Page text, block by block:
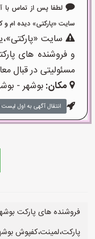
لطفا پس از تماس با
سایت «پارکتی» دیده ام و کد «آگهی-25»
سایت
و فروشنده های
مسئولیتی در قبال
مکان:بوشهر -
انتقال آگهی به اول لیست
فروشنده های پارکت
پارکت،لمینت،کفپوش